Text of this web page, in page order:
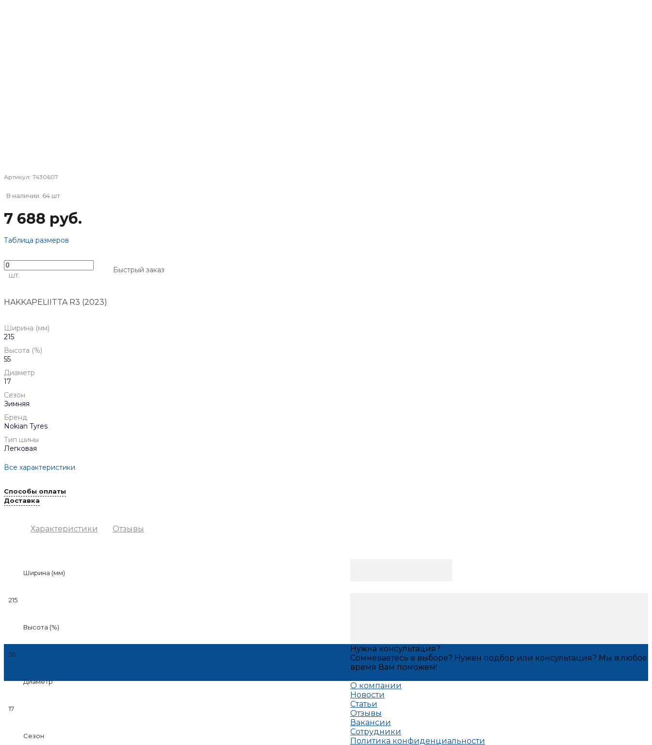
Артикул: T430607
В наличии: 64 шт
7 688 руб.
Таблица размеров
шт.
Быстрый заказ
HAKKAPELIITTA R3 (2023)
Ширина (мм)
215
Высота (%)
55
Диаметр
17
Сезон
Зимняя
Бренд
Nokian Tyres
Тип шины
Легковая
Все характеристики
Способы оплаты
Доставка
Характеристики Отзывы
Ширина (мм)
215
Высота (%)
55
Диаметр
17
Сезон
Нужна консультация?
Сомневаетесь в выборе? Нужен подбор или консультация? Мы в любое
время Вам поможем!
О компании
Новости
Статьи
Отзывы
Вакансии
Сотрудники
Политика конфиденциальности